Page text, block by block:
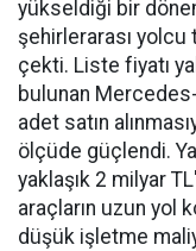
yükseldiği bir
şehirlerarası yolcu
çekti. Liste fiyatı
bulunan
adet satın
ölçüde güçlendi.
yaklaşık 2 milyar
araçların uzun yol
düşük işletme